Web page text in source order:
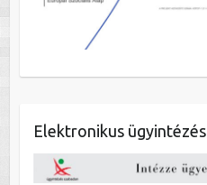
Elektronikus ügyintézés